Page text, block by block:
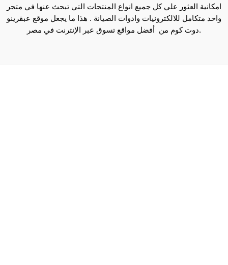
امكانية العثور علي كل جميع انواع المنتجات التي تبحث عنها في متجر
واحد متكامل للالكترونيات وادوات الصيانة . هذا ما يجعل موقع عبقرينو
دوت كوم من أفضل مواقع تسوق عبر الإنترنت في مصر.